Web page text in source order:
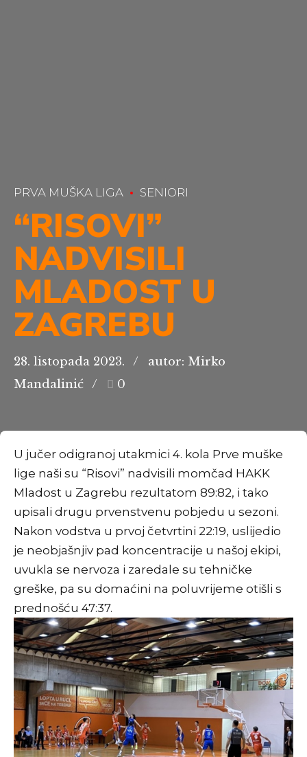
PRVA MUŠKA LIGA SENIORI
“RISOVI”
NADVISILI
MLADOST U
ZAGREBU
28. listopada 2023.
autor: Mirko
Mandalinić
0
U jučer odigranoj utakmici 4. kola Prve muške
lige naši su “Risovi” nadvisili momčad HAKK
Mladost u Zagrebu rezultatom 89:82, i tako
upisali drugu prvenstvenu pobjedu u sezoni.
Nakon vodstva u prvoj četvrtini 22:19, uslijedio
je neobjašnjiv pad koncentracije u našoj ekipi,
uvukla se nervoza i zaredale su tehničke
greške, pa su domaćini na poluvrijeme otišli s
prednošću 47:37.